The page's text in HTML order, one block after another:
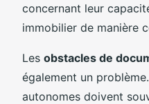
concernant leur
immobilier de manière
Les obstacles de
également un
autonomes doivent